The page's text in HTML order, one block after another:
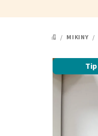
DOMŮ
/ MIKINY /
Tip